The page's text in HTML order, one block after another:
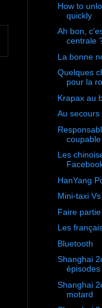
How to
quickly
Ah bon,
centrale
La bonne
Quelques
pour la
Krapax au
Au secours
coupable
Les
HanYang
Mini-taxi
Faire
Les
Bluetooth
Shanghai
épisodes
Shanghai
motard